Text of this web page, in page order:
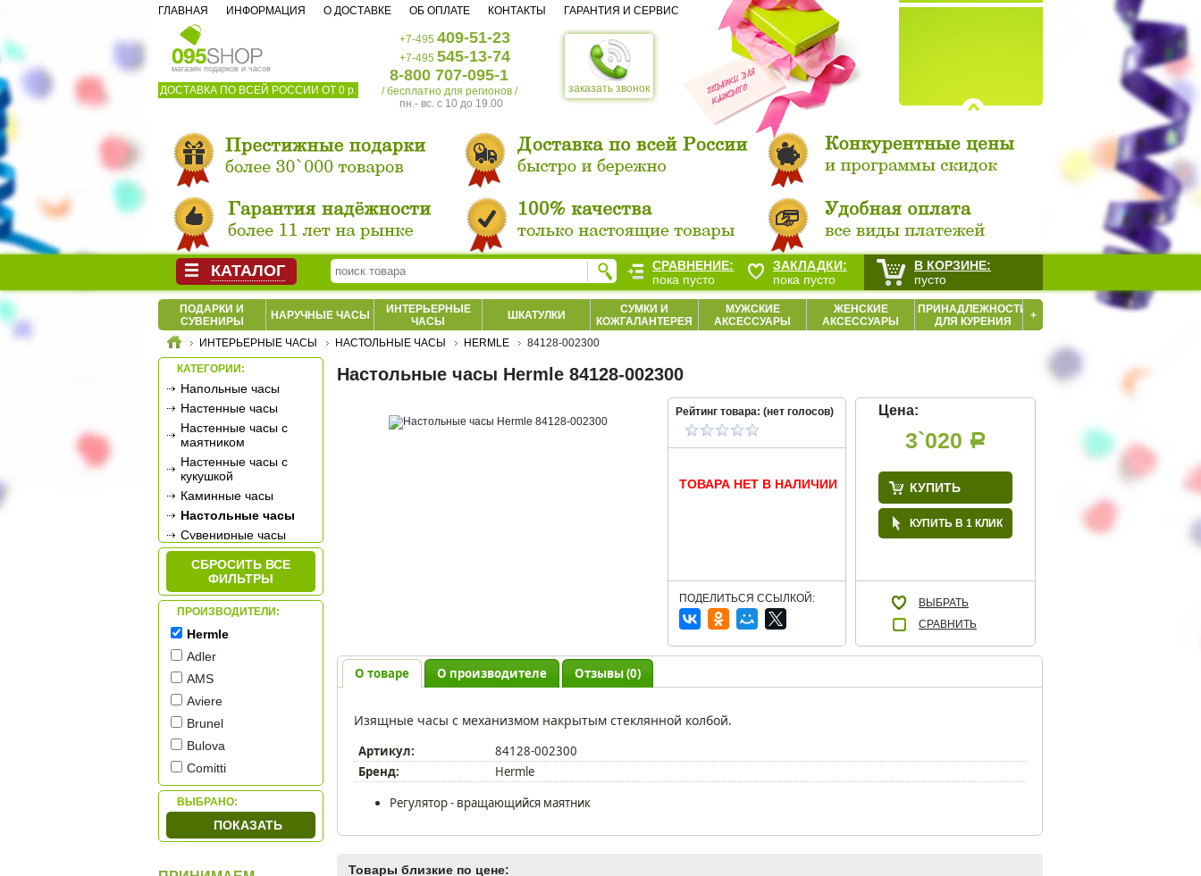
магазин подарков и часов
ДОСТАВКА ПО ВСЕЙ РОССИИ ОТ 0 р. заказать звонок
+7-495 409-51-23
+7-495 545-13-74
8-800 707-095-1
/ бесплатно для регионов /
пн.- вс. c 10 до 19.00
ГЛАВНАЯ ИНФОРМАЦИЯ О ДОСТАВКЕ ОБ ОПЛАТЕ КОНТАКТЫ ГАРАНТИЯ И СЕРВИС
ПОДАРКИ И
СУВЕНИРЫ
НАРУЧНЫЕ ЧАСЫ
ИНТЕРЬЕРНЫЕ
ЧАСЫ
ШКАТУЛКИ
СУМКИ И
КОЖГАЛАНТЕРЕЯ
МУЖСКИЕ
АКСЕССУАРЫ
ЖЕНСКИЕ
АКСЕССУАРЫ
ПРИНАДЛЕЖНОСТИ
ДЛЯ КУРЕНИЯ
+
ИНТЕРЬЕРНЫЕ ЧАСЫ НАСТОЛЬНЫЕ ЧАСЫ HERMLE 84128-002300
КАТЕГОРИИ:
Напольные часы
Настенные часы
Настенные часы с
маятником
Настенные часы с
кукушкой
Каминные часы
Настольные часы
Сувенирные часы
Будильники
Метеостанции
СБРОСИТЬ ВСЕ
ФИЛЬТРЫ
ПРОИЗВОДИТЕЛИ:
Hermle
Adler
AMS
Aviere
Brunel
Bulova
Comitti
Credan
Gem
ВЫБРАНО:
ПОКАЗАТЬ
Настольные часы Hermle 84128-002300
Рейтинг товара: (нет голосов)
ТОВАРА НЕТ В НАЛИЧИИ
ПОДЕЛИТЬСЯ ССЫЛКОЙ:
Цена:
3`020 Р
КУПИТЬ
КУПИТЬ В 1 КЛИК
ВЫБРАТЬ
СРАВНИТЬ
О товаре О производителе Отзывы (0)
Изящные часы с механизмом накрытым стеклянной колбой.
Артикул:
84128-002300
Бренд:
Hermle
Регулятор - вращающийся маятник
Товары близкие по цене:
КАТАЛОГ
СРАВНЕНИЕ:
пока пусто
ЗАКЛАДКИ:
пока пусто
В КОРЗИНЕ:
пусто